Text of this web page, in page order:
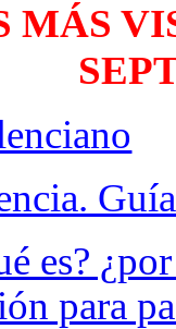
MÁS
es?
para